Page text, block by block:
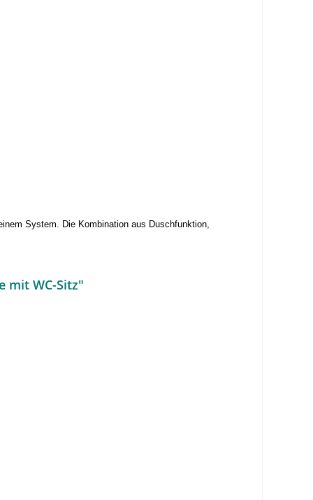
System. Die Kombination aus Duschfunktion,
mit WC-Sitz"